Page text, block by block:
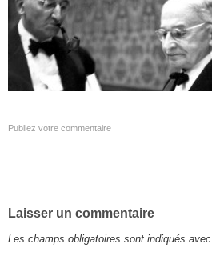
Publiez votre commentaire
Laisser un commentaire
Les champs obligatoires sont indiqués avec